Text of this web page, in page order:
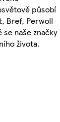
působí
Bref, Perwoll
naše značky
života.